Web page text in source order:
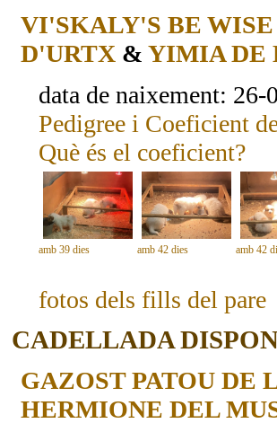
VI'SKALY'S BE
D'URTX & YIMIA DE
data de naixement:
Pedigree i Coeficient
Què és el coeficient?
amb 39 dies amb 42 dies amb 42
fotos dels fills del pare
CADELLADA
GAZOST PATOU DE
HERMIONE DEL